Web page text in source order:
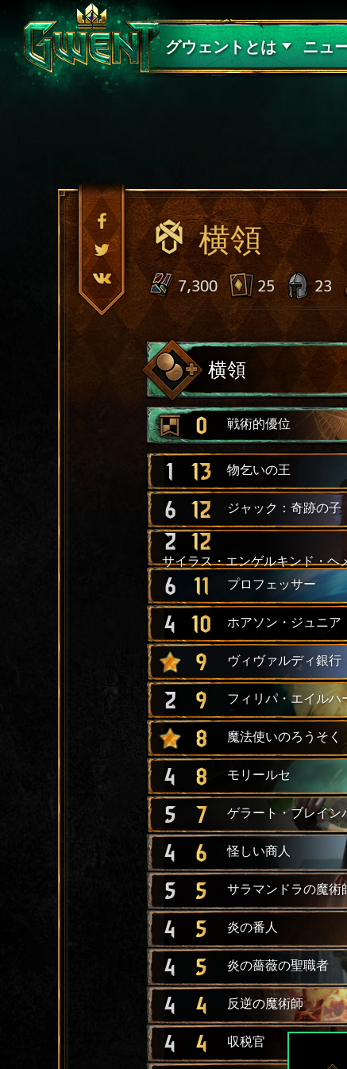
グウェントとは
サポート
ニュ
横領
7,300 25 23
横領
0 戦術的優位
1 13 物乞いの王
6 12 ジャック：奇跡の子
2 12
サイラス・エンゲルキンド・ヘ
6 11 プロフェッサー
4 10 ホアソン・ジュニア
9 ヴィヴァルディ銀行
2 9 フィリパ・エイルハ
8 魔法使いのろうそく
4 8 モリールセ
5 7 ゲラート・ブレイン
4 6 怪しい商人
5 5 サラマンドラの魔術
4 5 炎の番人
4 5 炎の薔薇の聖職者
4 4 反逆の魔術師
4 4 収税官